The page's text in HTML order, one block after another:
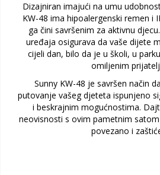
Dizajniran imajući na umu
KW-48 ima hipoalergenski remen i
ga čini savršenim za aktivnu
uređaja osigurava da vaše dijete
cijeli dan, bilo da je u školi, u
omiljenim
Sunny KW-48 je savršen način
putovanje vašeg djeteta ispunjeno
i beskrajnim mogućnostima.
neovisnosti s ovim pametnim
povezano i